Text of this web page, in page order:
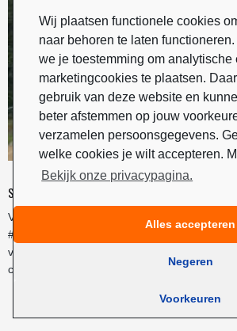
Wij plaatsen functionele cookies
naar behoren te laten
we je toestemming om analytische
marketingcookies te plaatsen.
gebruik van deze website en
beter afstemmen op jouw
verzamelen persoonsgegevens.
welke cookies je wilt accepteren.
Bekijk onze privacypagina.
Alles accepteren
Negeren
Voorkeuren
SIDE EVENTS WK BMX 2021 SUCCESVOL AFGETRAPT
Vandaag kwam de gehele Nederlandse BMX-
#opPapendal om samen het startsein te
van het WK BMX in 2021. Aansluitend vond
clinic door TeamNL plaats met kinderen van